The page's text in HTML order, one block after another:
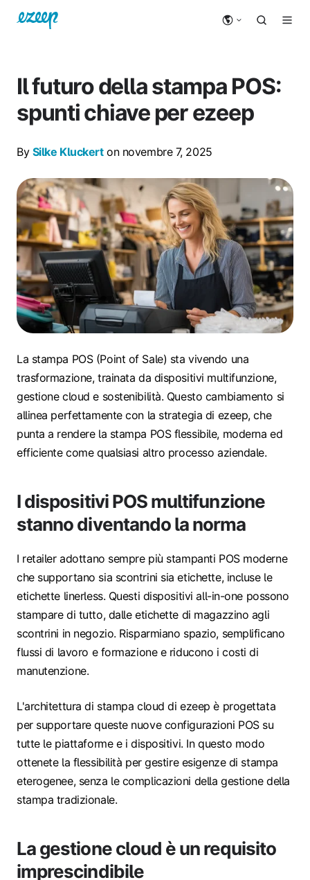
Il futuro della stampa POS:
spunti chiave per ezeep
By Silke Kluckerton novembre 7, 2025
La stampa POS (Point of Sale) sta vivendo una
trasformazione, trainata da dispositivi multifunzione,
gestione cloud e sostenibilità. Questo cambiamento si
allinea perfettamente con la strategia di ezeep, che
punta a rendere la stampa POS flessibile, moderna ed
efficiente come qualsiasi altro processo aziendale.
I dispositivi POS multifunzione
stanno diventando la norma
I retailer adottano sempre più stampanti POS moderne
che supportano sia scontrini sia etichette, incluse le
etichette linerless. Questi dispositivi all-in-one possono
stampare di tutto, dalle etichette di magazzino agli
scontrini in negozio. Risparmiano spazio, semplificano
flussi di lavoro e formazione e riducono i costi di
manutenzione.
L'architettura di stampa cloud di ezeep è progettata
per supportare queste nuove configurazioni POS su
tutte le piattaforme e i dispositivi. In questo modo
ottenete la flessibilità per gestire esigenze di stampa
eterogenee, senza le complicazioni della gestione della
stampa tradizionale.
La gestione cloud è un requisito
imprescindibile